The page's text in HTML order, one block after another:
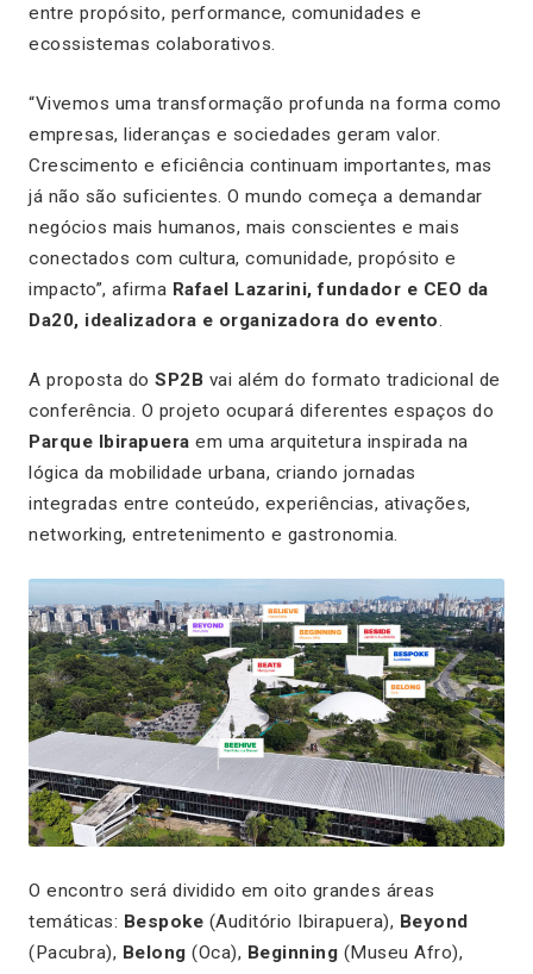
entre propósito, performance, comunidades e
ecossistemas colaborativos.
“Vivemos uma transformação profunda na forma como
empresas, lideranças e sociedades geram valor.
Crescimento e eficiência continuam importantes, mas
já não são suficientes. O mundo começa a demandar
negócios mais humanos, mais conscientes e mais
conectados com cultura, comunidade, propósito e
impacto”, afirma Rafael Lazarini, fundador e CEO da
Da20, idealizadora e organizadora do evento.
A proposta do SP2B vai além do formato tradicional de
conferência. O projeto ocupará diferentes espaços do
Parque Ibirapuera em uma arquitetura inspirada na
lógica da mobilidade urbana, criando jornadas
integradas entre conteúdo, experiências, ativações,
networking, entretenimento e gastronomia.
O encontro será dividido em oito grandes áreas
temáticas: Bespoke (Auditório Ibirapuera), Beyond
(Pacubra), Belong (Oca), Beginning (Museu Afro),